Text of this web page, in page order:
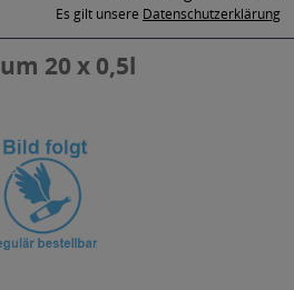
Es gilt unsere Datenschutzerklärung
20 x 0,5l